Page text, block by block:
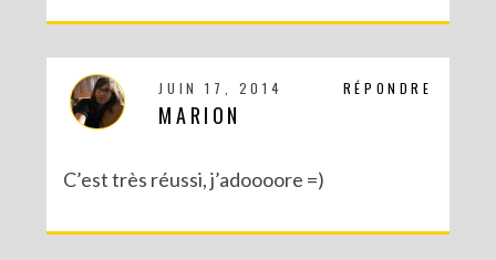
RÉPONDRE
JUIN 17, 2014
MARION
C’est très réussi, j’adoooore =)